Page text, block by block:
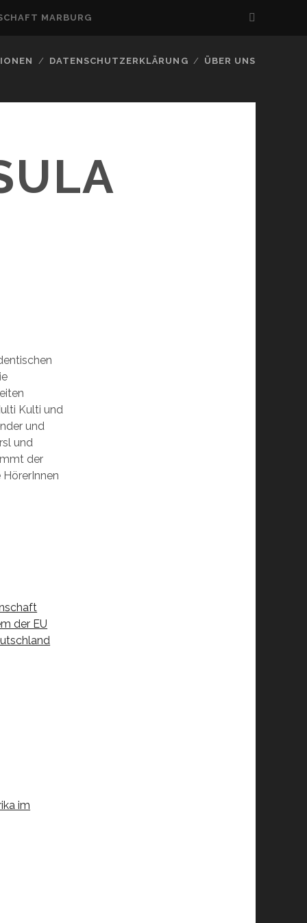
MARBURG
DATENSCHUTZERKLÄRUNG ÜBER UNS
Kulti und
und
und
der
der EU
im